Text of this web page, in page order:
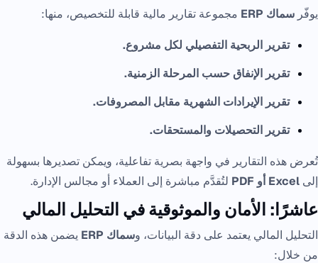
يوفّر سماك ERP مجموعة تقارير مالية قابلة للتخصيص، منها:
تقرير الربحية التفصيلي لكل مشروع.
تقرير الإنفاق حسب المرحلة الزمنية.
تقرير الإيرادات الشهرية مقابل المصروفات.
تقرير التحصيلات والمستحقات.
تُعرض هذه التقارير في واجهة بصرية تفاعلية، ويمكن تصديرها بسهولة
إلى Excel أو PDF لتُقدَّم مباشرة إلى العملاء أو مجالس الإدارة.
عاشرًا: الأمان والموثوقية في التحليل المالي
التحليل المالي يعتمد على دقة البيانات، وسماك ERP
يضمن هذه الدقة
من خلال: